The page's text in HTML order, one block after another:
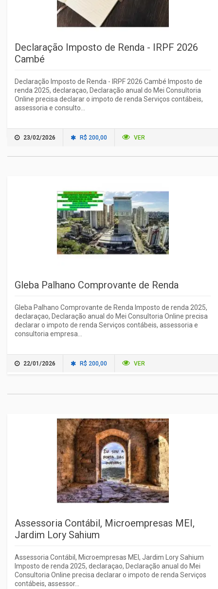
Declaração Imposto de Renda - IRPF 2026
Cambé
Declaração Imposto de Renda - IRPF 2026 Cambé Imposto de
renda 2025, declaraçao, Declaração anual do Mei Consultoria
Online precisa declarar o impoto de renda Serviços contábeis,
assessoria e consulto...
23/02/2026 R$ 200,00 VER
Gleba Palhano Comprovante de Renda
Gleba Palhano Comprovante de Renda Imposto de renda 2025,
declaraçao, Declaração anual do Mei Consultoria Online precisa
declarar o impoto de renda Serviços contábeis, assessoria e
consultoria empresa...
22/01/2026 R$ 200,00 VER
Assessoria Contábil, Microempresas MEI,
Jardim Lory Sahium
Assessoria Contábil, Microempresas MEI, Jardim Lory Sahium
Imposto de renda 2025, declaraçao, Declaração anual do Mei
Consultoria Online precisa declarar o impoto de renda Serviços
contábeis, assessor...